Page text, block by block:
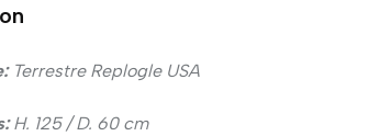
Terrestre Replogle USA
H. 125 / D. 60 cm